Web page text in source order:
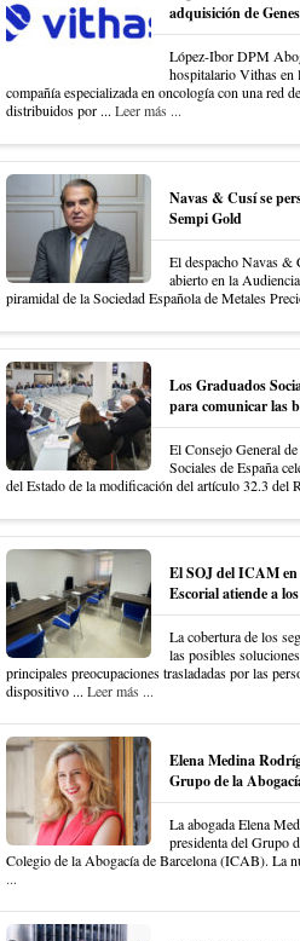
adquisición de
López-Ibor DPM
hospitalario Vithas en
compañía especializada en oncología con una red
distribuidos por ... Leer más ...
Navas & Cusí se
Sempi Gold
El despacho Navas &
abierto en la
piramidal de la Sociedad Española de Metales
Los Graduados
para comunicar las
El Consejo General
Sociales de España
del Estado de la modificación del artículo 32.3 del
El SOJ del ICAM
Escorial atiende a
La cobertura de los
las posibles
principales preocupaciones trasladadas por las
dispositivo ... Leer más ...
Elena Medina
Grupo de la
La abogada Elena
presidenta del Grupo
Colegio de la Abogacía de Barcelona (ICAB). La
...